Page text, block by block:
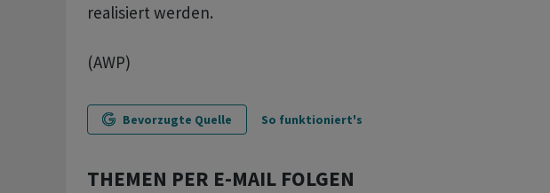
realisiert werden.
(AWP)
Bevorzugte Quelle So funktioniert's
THEMEN PER E-MAIL FOLGEN